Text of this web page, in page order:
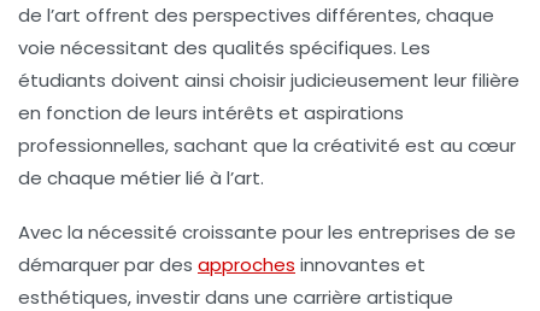
de l’art offrent des perspectives différentes, chaque
voie nécessitant des qualités spécifiques. Les
étudiants doivent ainsi choisir judicieusement leur filière
en fonction de leurs intérêts et aspirations
professionnelles, sachant que la créativité est au cœur
de chaque métier lié à l’art.
Avec la nécessité croissante pour les entreprises de se
démarquer par des approches innovantes et
esthétiques, investir dans une carrière artistique